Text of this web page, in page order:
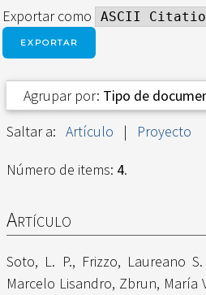
Exportar como
Agrupar por: Tipo de
Saltar a: Artículo | Proyecto
Número de items: 4.
Artículo
Soto, L. P., Frizzo, Laureano S.
Marcelo Lisandro, Zbrun, María